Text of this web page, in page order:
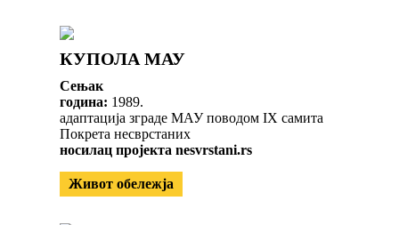
КУПОЛА МАУ
Сењак
година: 1989.
адаптација зграде МАУ поводом IX самита
Покрета несврстаних
носилац пројекта nesvrstani.rs
Живот обележја